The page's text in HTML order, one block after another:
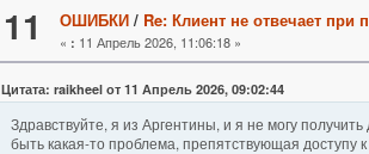
11 ОШИБКИ/ Re: Клиент не отвечает при
« : 11 Апрель 2026, 11:06:18 »
Цитата: raikheel от 11 Апрель 2026, 09:02:44
Здравствуйте, я из Аргентины, и я не могу
быть какая-то проблема, препятствующая доступу